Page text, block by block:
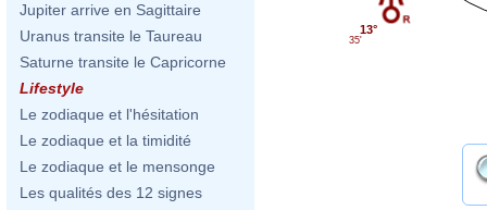
Jupiter arrive en Sagittaire
Uranus transite le Taureau
Saturne transite le Capricorne
Lifestyle
Le zodiaque et l'hésitation
Le zodiaque et la timidité
Le zodiaque et le mensonge
Les qualités des 12 signes
13°
35'